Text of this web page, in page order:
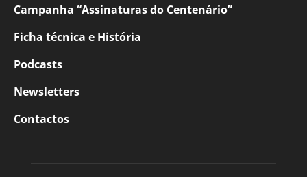
Campanha “Assinaturas do Centenário”
Ficha técnica e História
Podcasts
Newsletters
Contactos